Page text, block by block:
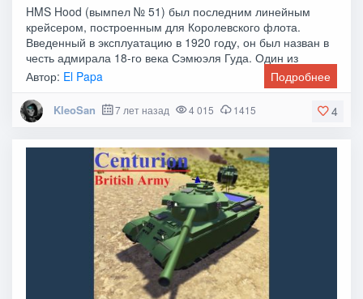
HMS Hood (вымпел № 51) был последним линейным
крейсером, построенным для Королевского флота.
Введенный в эксплуатацию в 1920 году, он был назван в
честь адмирала 18-го века Сэмюэля Гуда. Один из
Автор: El Papa Подробнее
4
KleoSan 7 лет назад 4 015 1415